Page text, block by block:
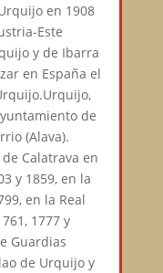
en 1908
Este
y de Ibarra
en España el
de
(Alava).
Calatrava en
y 1859, en la
en la Real
1777 y
Guardias
de Urquijo y